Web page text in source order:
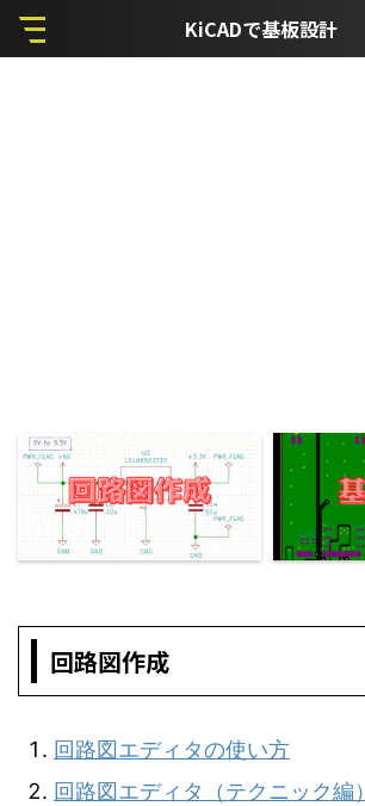
KiCADで基板設計
回路図作成
回路図エディタの使い方
回路図エディタ（テクニック編）